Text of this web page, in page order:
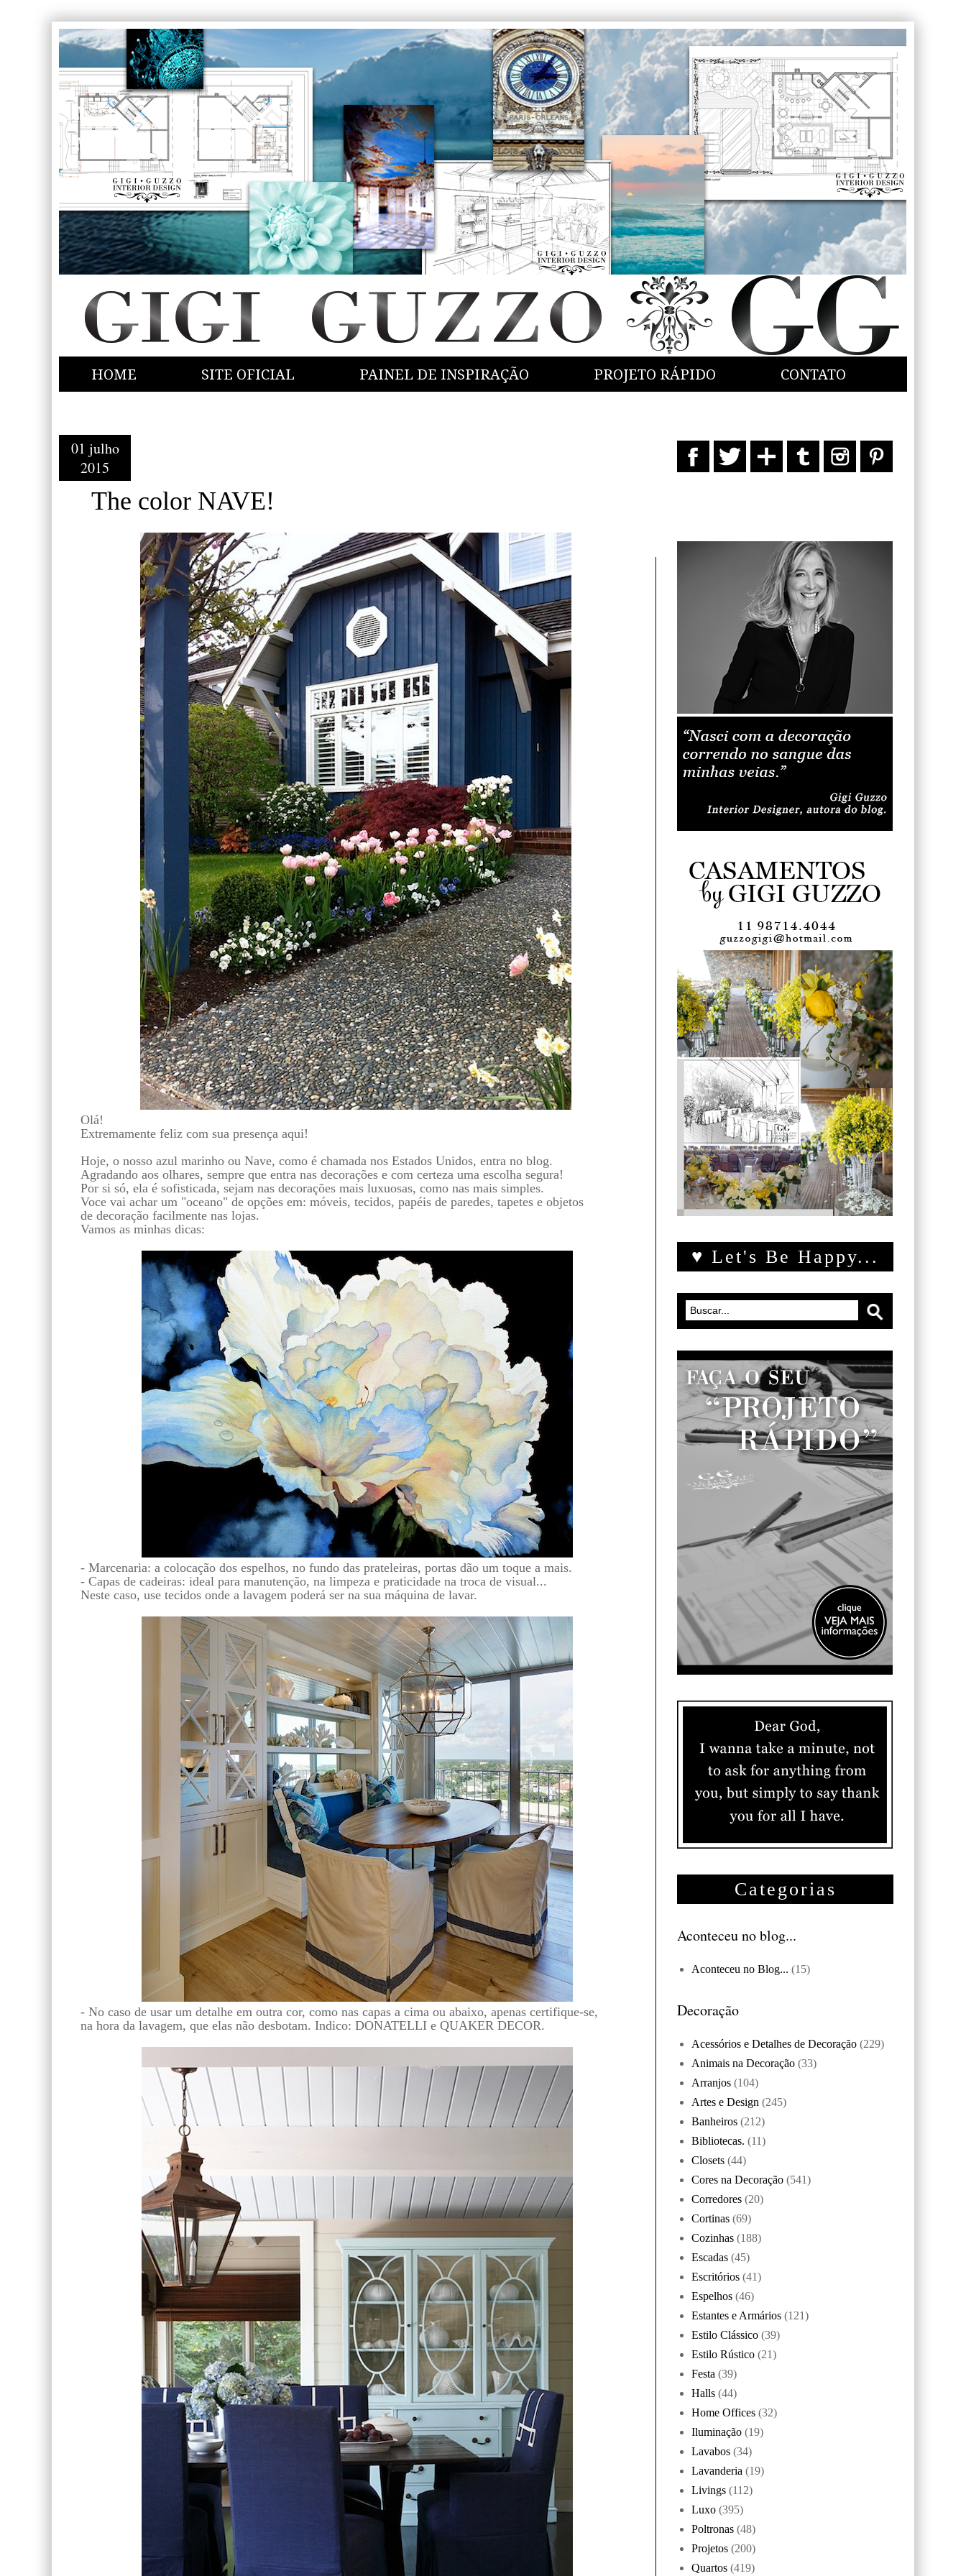
HOME SITE OFICIAL PAINEL DE INSPIRAÇÃO PROJETO RÁPIDO CONTATO
01 julho
2015
The color NAVE!
Olá!
Extremamente feliz com sua presença aqui!
Hoje, o nosso azul marinho ou Nave, como é chamada nos Estados Unidos, entra no blog.
Agradando aos olhares, sempre que entra nas decorações e com certeza uma escolha segura!
Por si só, ela é sofisticada, sejam nas decorações mais luxuosas, como nas mais simples.
Voce vai achar um "oceano" de opções em: móveis, tecidos, papéis de paredes, tapetes e objetos
de decoração facilmente nas lojas.
Vamos as minhas dicas:
- Marcenaria: a colocação dos espelhos, no fundo das prateleiras, portas dão um toque a mais.
- Capas de cadeiras: ideal para manutenção, na limpeza e praticidade na troca de visual...
Neste caso, use tecidos onde a lavagem poderá ser na sua máquina de lavar.
- No caso de usar um detalhe em outra cor, como nas capas a cima ou abaixo, apenas certifique-se,
na hora da lavagem, que elas não desbotam. Indico: DONATELLI e QUAKER DECOR.
♥ Let's Be Happy...
Categorias
Aconteceu no blog...
Aconteceu no Blog... (15)
Decoração
Acessórios e Detalhes de Decoração (229)
Animais na Decoração (33)
Arranjos (104)
Artes e Design (245)
Banheiros (212)
Bibliotecas. (11)
Closets (44)
Cores na Decoração (541)
Corredores (20)
Cortinas (69)
Cozinhas (188)
Escadas (45)
Escritórios (41)
Espelhos (46)
Estantes e Armários (121)
Estilo Clássico (39)
Estilo Rústico (21)
Festa (39)
Halls (44)
Home Offices (32)
Iluminação (19)
Lavabos (34)
Lavanderia (19)
Livings (112)
Luxo (395)
Poltronas (48)
Projetos (200)
Quartos (419)